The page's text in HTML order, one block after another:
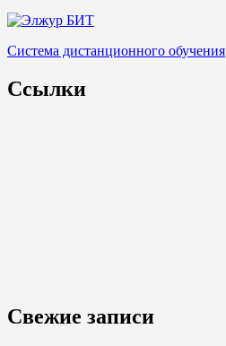
Система дистанционного обучения
Ссылки
Свежие записи